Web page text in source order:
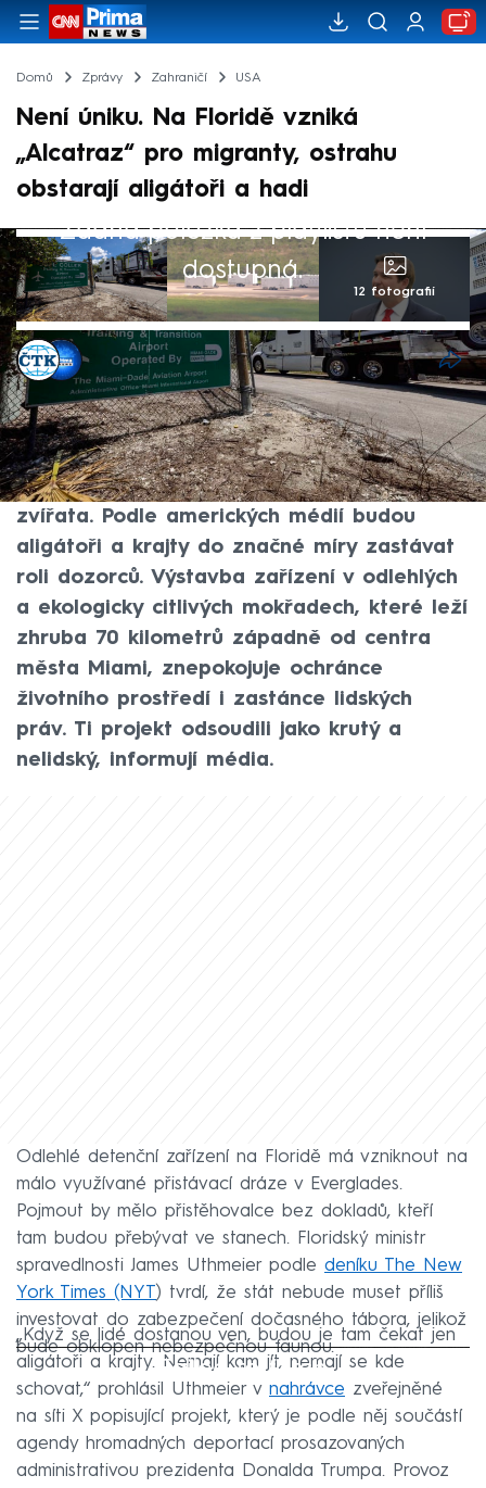
Domů Zprávy Zahraničí USA
Není úniku. Na Floridě vzniká
„Alcatraz“ pro migranty, ostrahu
obstarají aligátoři a hadi
Žádná položka z playlistu není
dostupná.
12 fotografií
ČTK
Sandra Houdková
26. čvn 2025, 17:53
Americký stát Florida začal stavět detenční
zařízení pro migranty v národním parku
Everglades, kde žijí nebezpečná divoká
zvířata. Podle amerických médií budou
aligátoři a krajty do značné míry zastávat
roli dozorců. Výstavba zařízení v odlehlých
a ekologicky citlivých mokřadech, které leží
zhruba 70 kilometrů západně od centra
města Miami, znepokojuje ochránce
životního prostředí i zastánce lidských
práv. Ti projekt odsoudili jako krutý a
nelidský, informují média.
Odlehlé detenční zařízení na Floridě má vzniknout na
málo využívané přistávací dráze v Everglades.
Pojmout by mělo přistěhovalce bez dokladů, kteří
tam budou přebývat ve stanech. Floridský ministr
spravedlnosti James Uthmeier podle deníku The New
York Times (NYT) tvrdí, že stát nebude muset příliš
investovat do zabezpečení dočasného tábora, jelikož
bude obklopen nebezpečnou faunou.
Failed to fetch
„Když se lidé dostanou ven, budou je tam čekat jen
aligátoři a krajty. Nemají kam jít, nemají se kde
schovat,“ prohlásil Uthmeier v nahrávce zveřejněné
na síti X popisující projekt, který je podle něj součástí
agendy hromadných deportací prosazovaných
administrativou prezidenta Donalda Trumpa. Provoz